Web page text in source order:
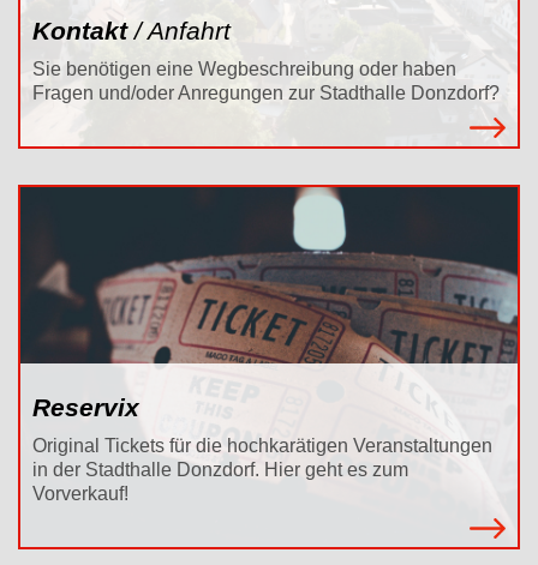
Kontakt/ Anfahrt
Sie benötigen eine Wegbeschreibung oder haben
Fragen und/oder Anregungen zur Stadthalle Donzdorf?
Reservix
Original Tickets für die hochkarätigen Veranstaltungen
in der Stadthalle Donzdorf. Hier geht es zum
Vorverkauf!